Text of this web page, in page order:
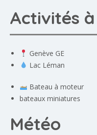
Activités
Genève GE
Lac Léman
Bateau à moteur
bateaux miniatures
Météo